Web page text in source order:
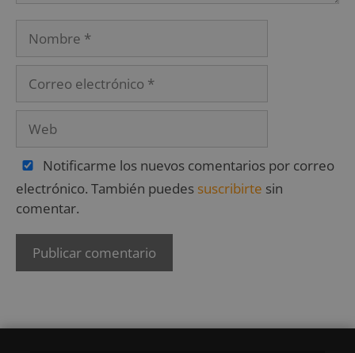
Notificarme los nuevos comentarios por correo
electrónico. También puedes suscribirte sin
comentar.